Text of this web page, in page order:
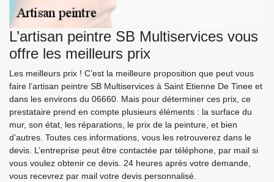
L’artisan peintre SB Multiservices vous
offre les meilleurs prix
Les meilleurs prix ! C’est la meilleure proposition que peut vous
faire l’artisan peintre SB Multiservices à Saint Etienne De Tinee et
dans les environs du 06660. Mais pour déterminer ces prix, ce
prestataire prend en compte plusieurs éléments : la surface du
mur, son état, les réparations, le prix de la peinture, et bien
d’autres. Toutes ces informations, vous les retrouverez dans le
devis. L’entreprise peut être contactée par téléphone, par mail si
vous voulez obtenir ce devis. 24 heures après votre demande,
vous recevrez par mail votre devis personnalisé.